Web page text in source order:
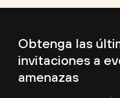
Obtenga las
invitaciones a
amenazas